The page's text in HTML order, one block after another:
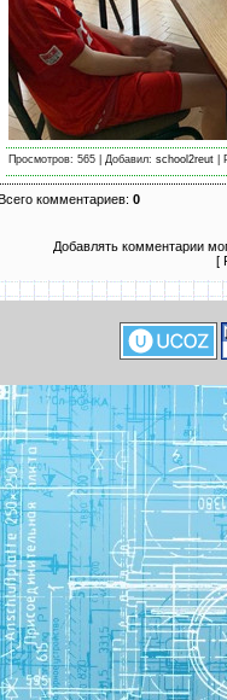
Просмотров: 565 | Добавил: school2reut |
комментариев: 0
Добавлять комментарии
[